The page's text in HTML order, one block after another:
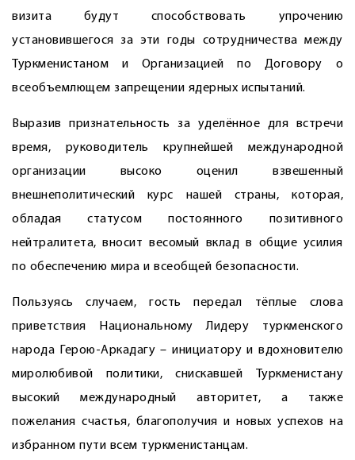
визита будут способствовать упрочению
установившегося за эти годы сотрудничества между
Туркменистаном и Организацией по Договору о
всеобъемлющем запрещении ядерных испытаний.
Выразив признательность за уделённое для встречи
время, руководитель крупнейшей международной
организации высоко оценил взвешенный
внешнеполитический курс нашей страны, которая,
обладая статусом постоянного позитивного
нейтралитета, вносит весомый вклад в общие усилия
по обеспечению мира и всеобщей безопасности.
Пользуясь случаем, гость передал тёплые слова
приветствия Национальному Лидеру туркменского
народа Герою-Аркадагу – инициатору и вдохновителю
миролюбивой политики, снискавшей Туркменистану
высокий международный авторитет, а также
пожелания счастья, благополучия и новых успехов на
избранном пути всем туркменистанцам.